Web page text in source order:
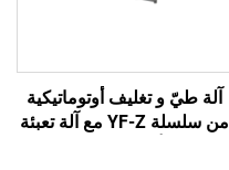
آلة طيّ و تغليف أوتوماتيكية
من سلسلة YF-Z مع آلة تعبئة